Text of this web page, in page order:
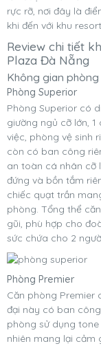
rực rỡ, nơi đây là
khi đến với khu
Review chi tiết
Plaza Đà Nẵng
Không gian phòng
Phòng Superior
Phòng Superior có
giường ngủ cỡ lớn,
việc, phòng vệ sinh
còn có ban công
an toàn cá nhân cỡ
đứng và bồn tắm
chiếc quạt trần
phòng. Tổng thể
gũi, phù hợp cho
sức chứa cho 2
Phòng Premier
Căn phòng Premier
đại này có ban
phòng sử dụng
nhiên mang lại cảm